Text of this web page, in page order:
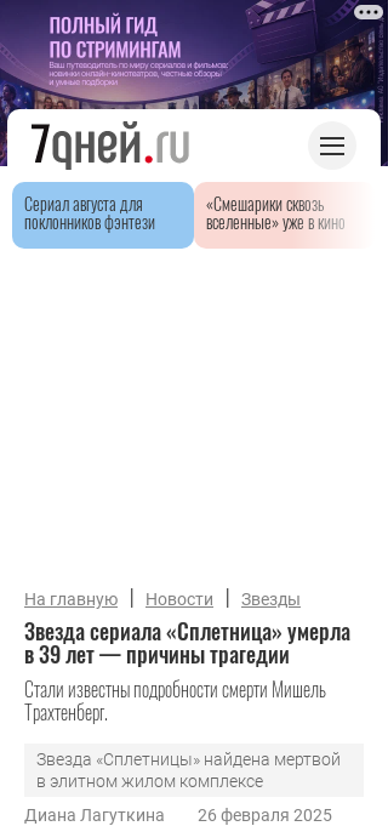
Сериал августа для
поклонников фэнтези
«Смешарики сквозь
вселенные» уже в кино
На главную | Новости | Звезды
Звезда сериала «Сплетница» умерла
в 39 лет — причины трагедии
Стали известны подробности смерти Мишель
Трахтенберг.
Звезда «Сплетницы» найдена мертвой
в элитном жилом комплексе
Диана Лагуткина
26 февраля 2025